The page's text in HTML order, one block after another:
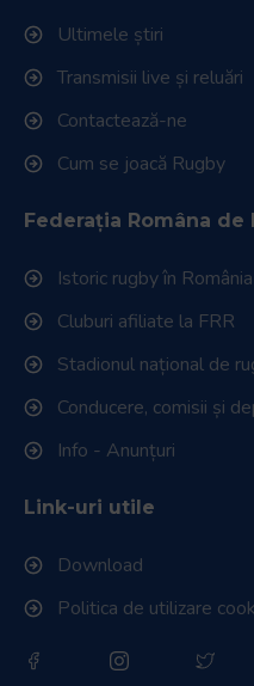
Ultimele știri
Transmisii live și reluări
Contactează-ne
Cum se joacă Rugby
Federația Româna de
Istoric rugby în România
Cluburi afiliate la FRR
Stadionul național de
Conducere, comisii și
Info - Anunțuri
Link-uri utile
Download
Politica de utilizare